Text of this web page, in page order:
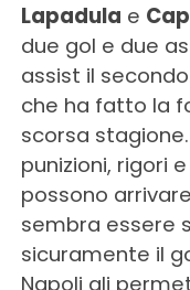
Lapadula e
due gol e due
assist il
che ha fatto la
scorsa
punizioni, rigori
possono
sembra essere
sicuramente il
Napoli gli